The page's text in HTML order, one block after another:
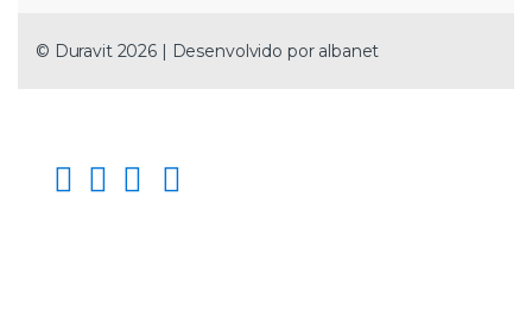
© Duravit 2026 | Desenvolvido por albanet